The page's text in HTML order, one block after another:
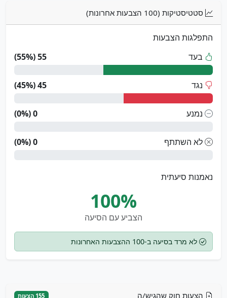
סטטיסטיקות (100 הצבעות אחרונות)
התפלגות הצבעות
בעד
55 (55%)
נגד 45 (45%)
נמנע 0 (0%)
לא השתתף 0 (0%)
נאמנות סיעתית
100%
הצביע עם הסיעה
לא מרד בסיעה ב-100 ההצבעות האחרונות
הצעות חוק שהגיש/ה 155 הצעות